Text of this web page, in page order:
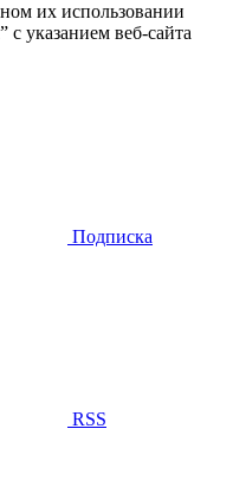
их использовании
указанием веб-сайта
Подписка
RSS